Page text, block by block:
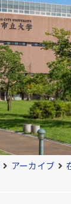
アーカイブ